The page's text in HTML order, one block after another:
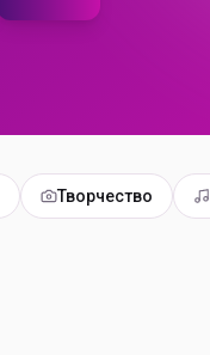
Творчество